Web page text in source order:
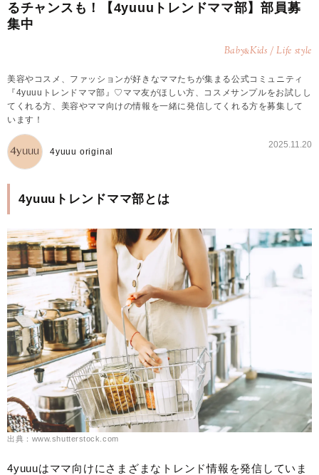
るチャンスも！【4yuuuトレンドママ部】部員募
集中
Baby&Kids / Life style
美容やコスメ、ファッションが好きなママたちが集まる公式コミュニティ
『4yuuuトレンドママ部』♡ママ友がほしい方、コスメサンプルをお試しし
てくれる方、美容やママ向けの情報を一緒に発信してくれる方を募集して
います！
4yuuu original
2025.11.20
4yuuuトレンドママ部とは
出典：www.shutterstock.com
4yuuuはママ向けにさまざまなトレンド情報を発信していま